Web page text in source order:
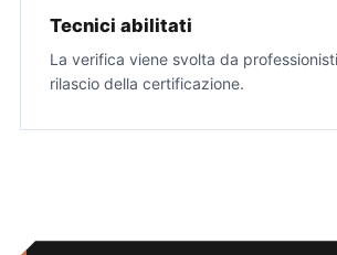
Tecnici abilitati
La verifica viene svolta da
rilascio della certificazione.